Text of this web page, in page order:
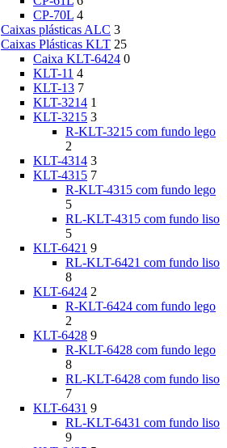
CP-70L 4
Caixas plásticas ALC 3
Caixas Plásticas KLT 25
Caixa KLT-6424 0
KLT-11 4
KLT-13 7
KLT-3214 1
KLT-3215 3
R-KLT-3215 com fundo lego
2
KLT-4314 3
KLT-4315 7
R-KLT-4315 com fundo lego
5
RL-KLT-4315 com fundo liso
5
KLT-6421 9
RL-KLT-6421 com fundo liso
8
KLT-6424 2
R-KLT-6424 com fundo lego
2
KLT-6428 9
R-KLT-6428 com fundo lego
8
RL-KLT-6428 com fundo liso
7
KLT-6431 9
RL-KLT-6431 com fundo liso
9